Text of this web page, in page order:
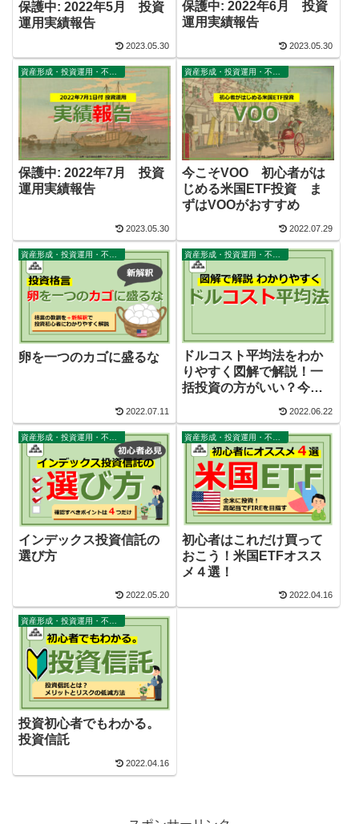
保護中: 2022年5月 投資
運用実績報告
2023.05.30
保護中: 2022年6月 投資
運用実績報告
2023.05.30
資産形成・投資運用・不動産・家計
保護中: 2022年7月 投資
運用実績報告
2023.05.30
資産形成・投資運用・不動産・家計
今こそVOO 初心者がは
じめる米国ETF投資 ま
ずはVOOがおすすめ
2022.07.29
卵を一つのカゴに盛るな
2022.07.11
ドルコスト平均法をわか
りやすく図解で解説！一
括投資の方がいい？今さ
らだけど再確認！
2022.06.22
インデックス投資信託の
選び方
2022.05.20
初心者はこれだけ買って
おこう！米国ETFオスス
メ４選！
2022.04.16
投資初心者でもわかる。
投資信託
2022.04.16